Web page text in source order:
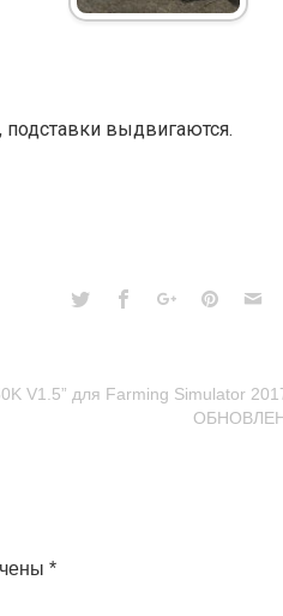
подставки выдвигаются.
V1.5” для Farming Simulator
*